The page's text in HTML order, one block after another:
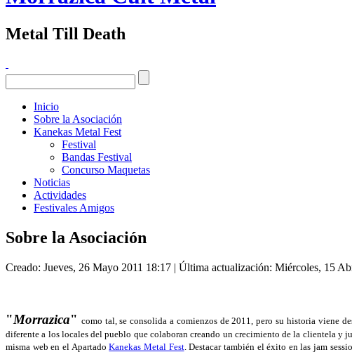
Metal Till Death
Inicio
Sobre la Asociación
Kanekas Metal Fest
Festival
Bandas Festival
Concurso Maquetas
Noticias
Actividades
Festivales Amigos
Sobre la Asociación
Creado: Jueves, 26 Mayo 2011 18:17 | Última actualización: Miércoles, 15
"Morrazica" como tal, se consolida a comienzos de 2011, pero su historia viene
diferente a los locales del pueblo que colaboran creando un crecimiento de la clientela y
misma web en el ApartadoKanekas Metal Fest. Destacar también el éxito en las jam